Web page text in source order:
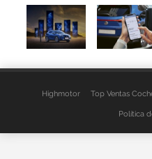
Highmotor Top Ventas
Política